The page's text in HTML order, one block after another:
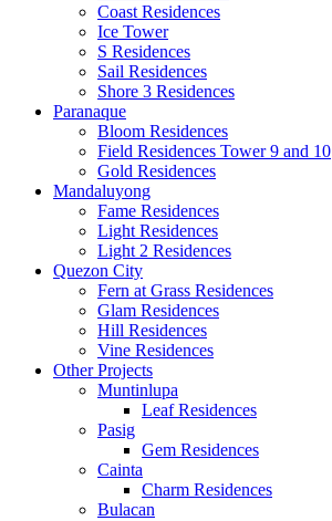
Coast Residences
Ice Tower
S Residences
Sail Residences
Shore 3 Residences
Paranaque
Bloom Residences
Field Residences Tower 9 and 10
Gold Residences
Mandaluyong
Fame Residences
Light Residences
Light 2 Residences
Quezon City
Fern at Grass Residences
Glam Residences
Hill Residences
Vine Residences
Other Projects
Muntinlupa
Leaf Residences
Pasig
Gem Residences
Cainta
Charm Residences
Bulacan